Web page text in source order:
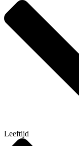
Leeftijd